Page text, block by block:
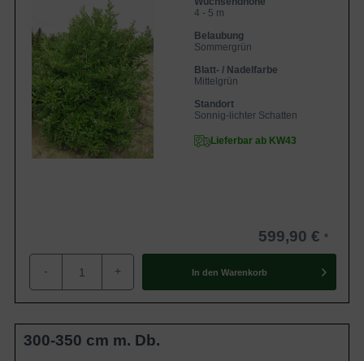
4 - 5 m
Belaubung
Sommergrün
Blatt- / Nadelfarbe
Mittelgrün
Standort
Sonnig-lichter Schatten
Lieferbar ab KW43
599,90 €
- + In den Warenkorb
300-350 cm m. Db.